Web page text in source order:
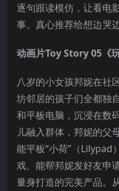
逐句跟读模仿，让看电
事。真心推荐给想边哭
动画片Toy Story 05《
八岁的小女孩邦妮在社
坊邻居的孩子们全都独
和平板电脑，沉浸在数
儿融入群体，邦妮的父
能平板“小荷”（Lilypad）
戏、能帮邦妮发好友申
量身打造的完美产品。